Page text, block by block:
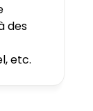
des
etc.